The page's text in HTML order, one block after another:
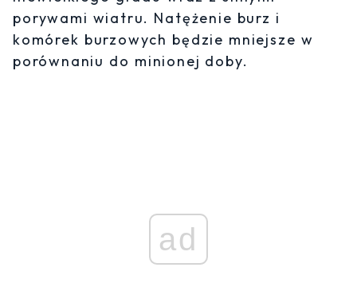
porywami wiatru. Natężenie burz i
komórek burzowych będzie mniejsze w
porównaniu do minionej doby.
ad